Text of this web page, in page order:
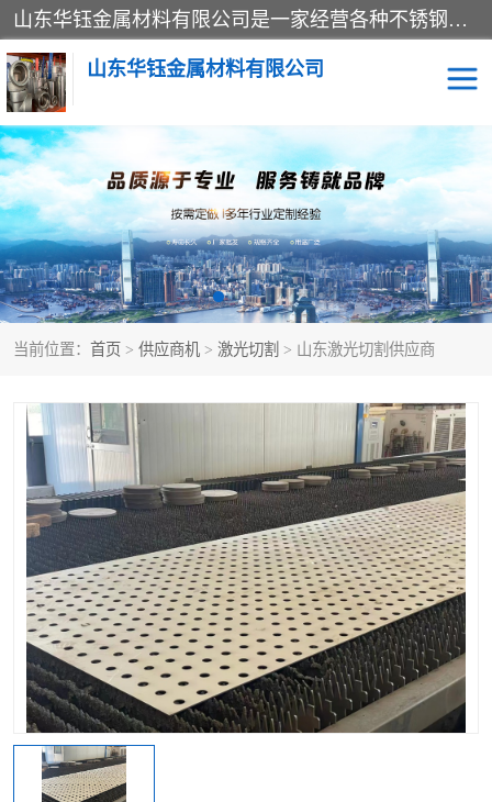
山东华钰金属材料有限公司是一家经营各种不锈钢管材、板材、圆钢、法兰、封头、型材等产品的公司；主营产品有：不锈钢管，激光切割，管件标准件，不锈钢圆钢，不锈钢人孔，不锈钢亮管，不锈钢角钢，不锈钢加工，不锈钢管子，不锈钢工业方管，不锈钢封头，不锈钢法兰，不锈钢阀门，不锈钢槽钢，不锈钢扁钢，不锈钢板等；可为客户制作各种规格的型材及不锈钢配件、非标准件及各种容器具等，能满足客户的不同采购要求。
山东华钰金属材料有限公司
当前位置： 首页 > 供应商机 > 激光切割 > 山东激光切割供应商
不锈钢管 激光切割
管件标准件 不锈钢圆钢
不锈钢人孔 不锈钢亮管
不锈钢角钢 不锈钢加工
不锈钢板 不锈钢工业方管
不锈钢封头 不锈钢法兰
不锈钢阀门 不锈钢槽钢
不锈钢扁钢